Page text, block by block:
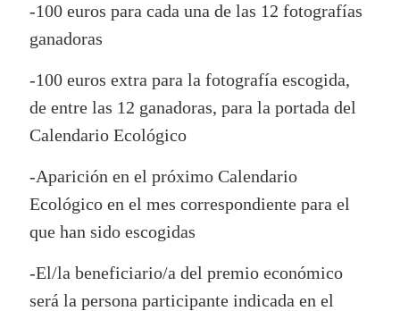
-100 euros para cada una de las 12 fotografías
ganadoras
-100 euros extra para la fotografía escogida,
de entre las 12 ganadoras, para la portada del
Calendario Ecológico
-Aparición en el próximo Calendario
Ecológico en el mes correspondiente para el
que han sido escogidas
-El/la beneficiario/a del premio económico
será la persona participante indicada en el